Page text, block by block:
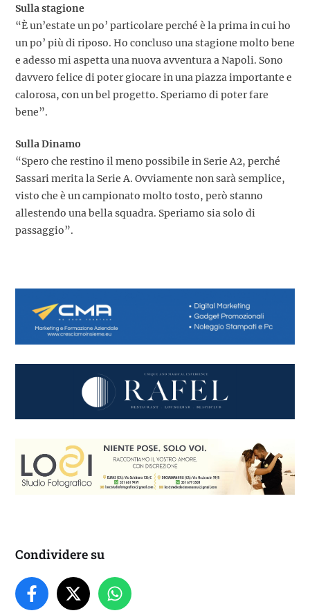
Sulla stagione
“È un’estate un po’ particolare perché è la prima in cui ho
un po’ più di riposo. Ho concluso una stagione molto bene
e adesso mi aspetta una nuova avventura a Napoli. Sono
davvero felice di poter giocare in una piazza importante e
calorosa, con un bel progetto. Speriamo di poter fare
bene”.
Sulla Dinamo
“Spero che restino il meno possibile in Serie A2, perché
Sassari merita la Serie A. Ovviamente non sarà semplice,
visto che è un campionato molto tosto, però stanno
allestendo una bella squadra. Speriamo sia solo di
passaggio”.
Condividere su